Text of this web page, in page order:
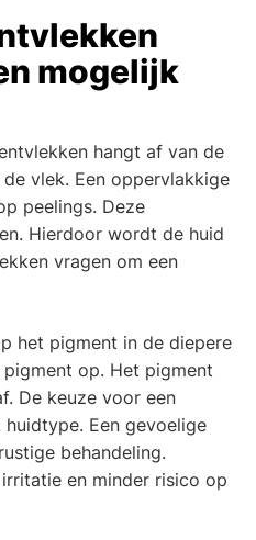
mogelijk
hangt af van de
vlek. Een oppervlakkige
peelings. Deze
Hierdoor wordt de huid
vragen om een
het pigment in de diepere
op. Het pigment
De keuze voor een
Een gevoelige
behandeling.
en minder risico op